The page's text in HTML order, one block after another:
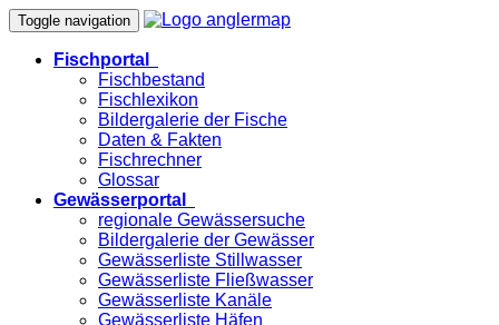
Toggle navigation
Fischportal
Fischbestand
Fischlexikon
Bildergalerie der Fische
Daten & Fakten
Fischrechner
Glossar
Gewässerportal
regionale Gewässersuche
Bildergalerie der Gewässer
Gewässerliste Stillwasser
Gewässerliste Fließwasser
Gewässerliste Kanäle
Gewässerliste Häfen